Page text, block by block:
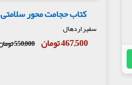
کتاب حجامت محور سلامتی
سفیر اردهال
467,500 تومان 550,000 تومان